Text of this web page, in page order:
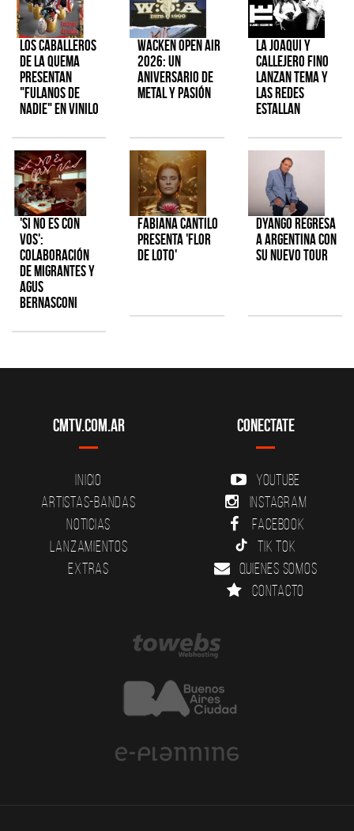
Los Caballeros
de la Quema
presentan
"Fulanos de
Nadie" en vinilo
Wacken Open Air
2026: Un
aniversario de
metal y pasión
La Joaqui y
Callejero Fino
lanzan tema y
las redes
estallan
'Si No Es Con
Vos':
colaboración
de Migrantes y
Agus
Bernasconi
Fabiana Cantilo
presenta 'Flor
de Loto'
Dyango regresa
a Argentina con
su nuevo tour
CMTV.com.ar
Inicio
Artistas-Bandas
Noticias
Lanzamientos
Extras
Conectate
YouTube
Instagram
Facebook
Tik Tok
Quienes somos
Contacto